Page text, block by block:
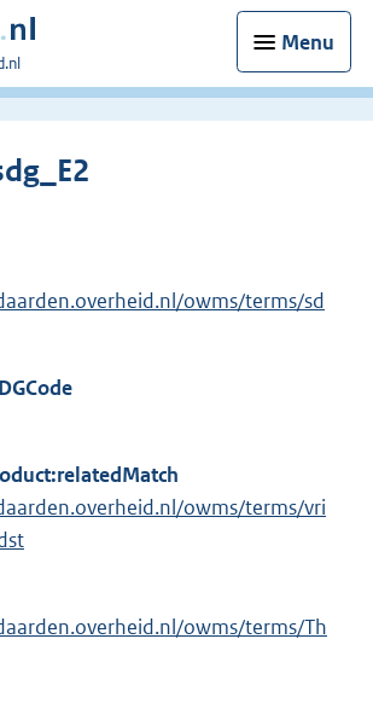
Menu
owms/terms/sd
owms/terms/vri
owms/terms/Th